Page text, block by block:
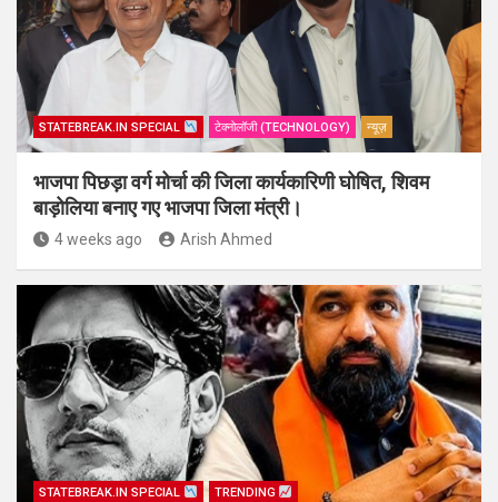
STATEBREAK.IN SPECIAL टेक्नोलॉजी (TECHNOLOGY) न्यूज़
भाजपा पिछड़ा वर्ग मोर्चा की जिला कार्यकारिणी घोषित, शिवम
बाड़ोलिया बनाए गए भाजपा जिला मंत्री।
4 weeks ago Arish Ahmed
STATEBREAK.IN SPECIAL TRENDING